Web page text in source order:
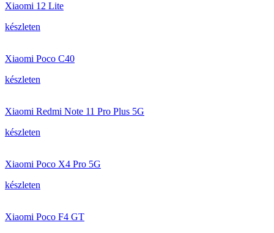
Xiaomi 12 Lite
készleten
Xiaomi Poco C40
készleten
Xiaomi Redmi Note 11 Pro Plus 5G
készleten
Xiaomi Poco X4 Pro 5G
készleten
Xiaomi Poco F4 GT